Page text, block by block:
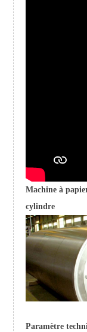
Machine à
cylindre
Paramètre